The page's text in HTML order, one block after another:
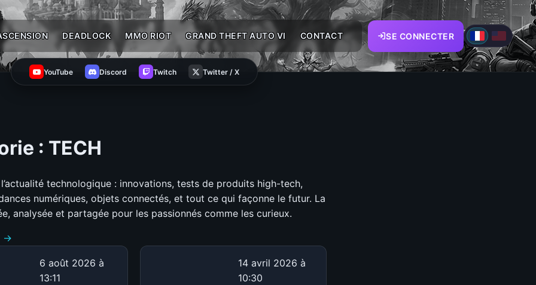
DEADLOCK MMO RIOT GRAND THEFT AUTO VI CONTACT SE CONNECTER
YouTube Discord Twitch Twitter / X
: TECH
technologique : innovations, tests de produits high-tech,
numériques, objets connectés, et tout ce qui façonne le futur. La
analysée et partagée pour les passionnés comme les curieux.
→
6 août 2026 à
13:11
14 avril 2026 à
10:30